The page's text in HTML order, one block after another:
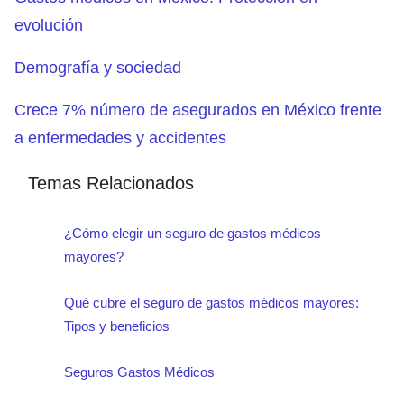
evolución
Demografía y sociedad
Crece 7% número de asegurados en México frente
a enfermedades y accidentes
Temas Relacionados
¿Cómo elegir un seguro de gastos médicos
mayores?
Qué cubre el seguro de gastos médicos mayores:
Tipos y beneficios
Seguros Gastos Médicos